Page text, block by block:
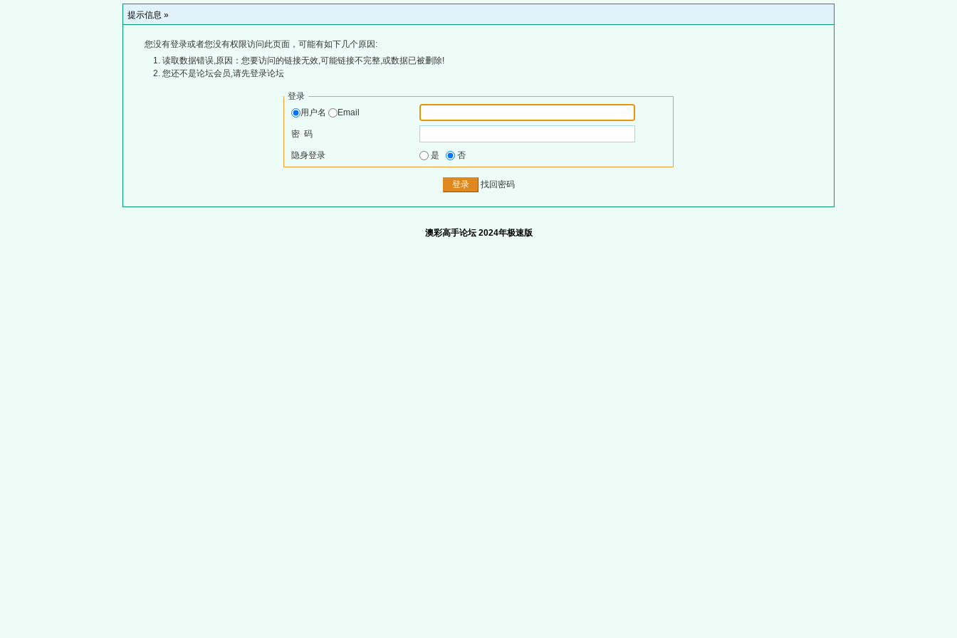
提示信息 »
您没有登录或者您没有权限访问此页面，可能有如下几个原因:
读取数据错误,原因：您要访问的链接无效,可能链接不完整,或数据已被删除!
您还不是论坛会员,请先登录论坛
登录
用户名
Email
密 码
隐身登录 是 否
找回密码
澳彩高手论坛 2024年极速版